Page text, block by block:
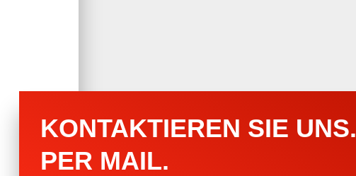
KONTAKTIEREN SIE UNS.
PER MAIL.